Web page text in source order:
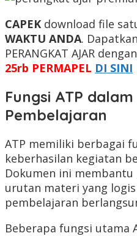
CAPEK download file
WAKTU ANDA.
PERANGKAT AJAR
25rb PERMAPEL DI SINI
Fungsi ATP dalam
Pembelajaran
ATP memiliki berbagai
keberhasilan kegiatan
Dokumen ini
urutan materi yang
pembelajaran
Beberapa fungsi utama